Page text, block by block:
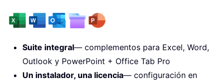
Suite integral— complementos para Excel, Word,
Outlook y PowerPoint + Office Tab Pro
Un instalador, una licencia— configuración en